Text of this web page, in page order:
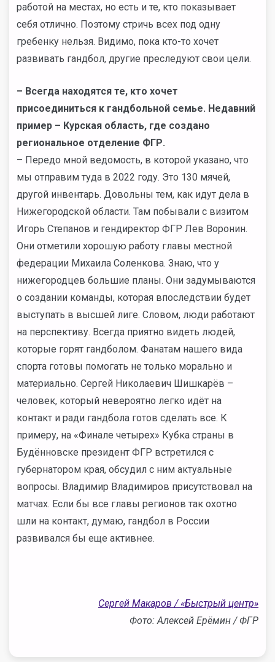
работой на местах, но есть и те, кто показывает
себя отлично. Поэтому стричь всех под одну
гребенку нельзя. Видимо, пока кто-то хочет
развивать гандбол, другие преследуют свои цели.
– Всегда находятся те, кто хочет
присоединиться к гандбольной семье. Недавний
пример – Курская область, где создано
региональное отделение ФГР.
– Передо мной ведомость, в которой указано, что
мы отправим туда в 2022 году. Это 130 мячей,
другой инвентарь. Довольны тем, как идут дела в
Нижегородской области. Там побывали с визитом
Игорь Степанов и гендиректор ФГР Лев Воронин.
Они отметили хорошую работу главы местной
федерации Михаила Соленкова. Знаю, что у
нижегородцев большие планы. Они задумываются
о создании команды, которая впоследствии будет
выступать в высшей лиге. Словом, люди работают
на перспективу. Всегда приятно видеть людей,
которые горят гандболом. Фанатам нашего вида
спорта готовы помогать не только морально и
материально. Сергей Николаевич Шишкарёв –
человек, который невероятно легко идёт на
контакт и ради гандбола готов сделать все. К
примеру, на «Финале четырех» Кубка страны в
Будённовске президент ФГР встретился с
губернатором края, обсудил с ним актуальные
вопросы. Владимир Владимиров присутствовал на
матчах. Если бы все главы регионов так охотно
шли на контакт, думаю, гандбол в России
развивался бы еще активнее.
Сергей Макаров / «Быстрый центр»
Фото: Алексей Ерёмин / ФГР